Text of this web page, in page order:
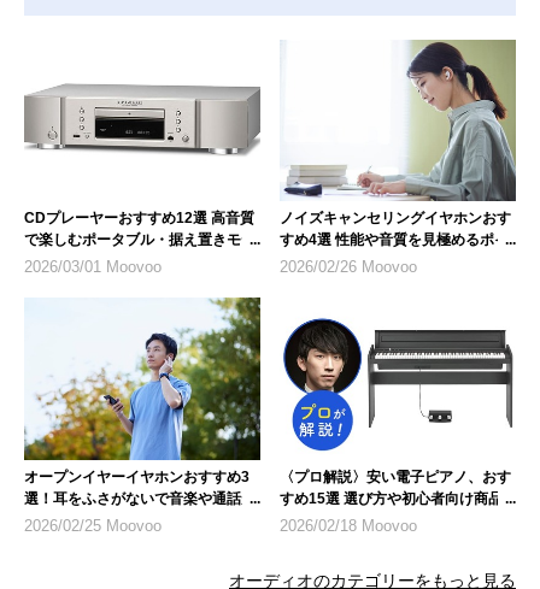
CDプレーヤーおすすめ12選 高音質
で楽しむポータブル・据え置きモデ
ル
2026/03/01 Moovoo
ノイズキャンセリングイヤホンおす
すめ4選 性能や音質を見極めるポイ
ント
2026/02/26 Moovoo
オープンイヤーイヤホンおすすめ3
選！耳をふさがないで音楽や通話が
楽しめる
2026/02/25 Moovoo
〈プロ解説〉安い電子ピアノ、おす
すめ15選 選び方や初心者向け商品
も紹介
2026/02/18 Moovoo
オーディオのカテゴリーをもっと見る